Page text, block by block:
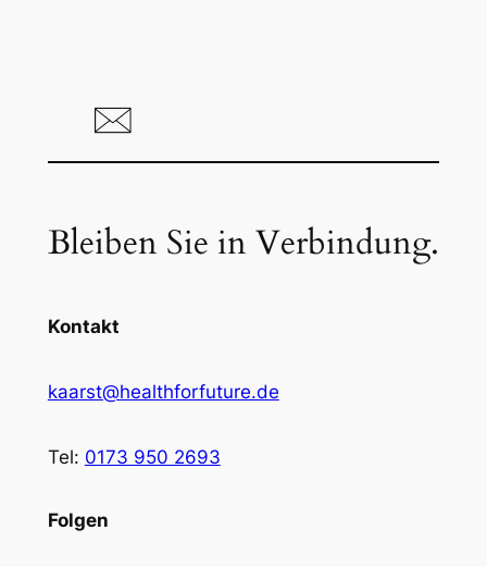
Bleiben Sie in Verbindung.
Kontakt
kaarst@healthforfuture.de
Tel: 0173 950 2693
Folgen